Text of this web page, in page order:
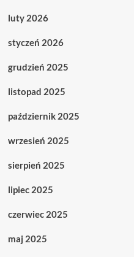
luty 2026
styczeń 2026
grudzień 2025
listopad 2025
październik 2025
wrzesień 2025
sierpień 2025
lipiec 2025
czerwiec 2025
maj 2025